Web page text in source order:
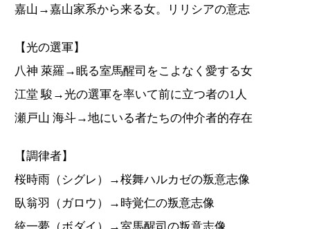
嘉山→嘉山家系から来る女。リリシアの意志
【光の選軍】
八神 萊羅→眠る室馬醒司をこよなく愛する女
江堂 駿→光の選軍を率いて前に立つ者の1人
瀬戸山 海斗→地にいる者たちの仲介者的存在
【調律者】
桜時雨（シグレ）→桜舞ハルカゼの叛意志像
臥翁羽（ガロウ）→時覚仁の叛意志像